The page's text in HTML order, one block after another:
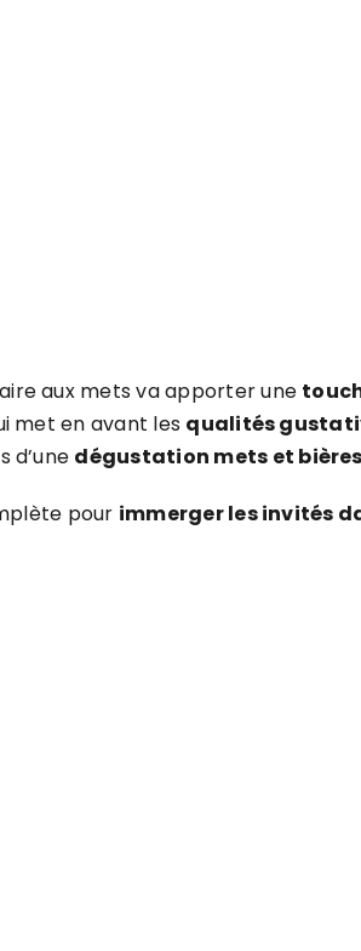
aux mets va apporter une
met en avant les qualités
d’une dégustation mets et
pour immerger les invités